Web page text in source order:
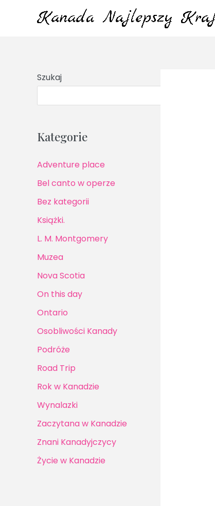
Szukaj
Kategorie
Adventure place
Bel canto w operze
Bez kategorii
Książki.
L. M. Montgomery
Muzea
Nova Scotia
On this day
Ontario
Osobliwości Kanady
Podróże
Road Trip
Rok w Kanadzie
Wynalazki
Zaczytana w Kanadzie
Znani Kanadyjczycy
Życie w Kanadzie